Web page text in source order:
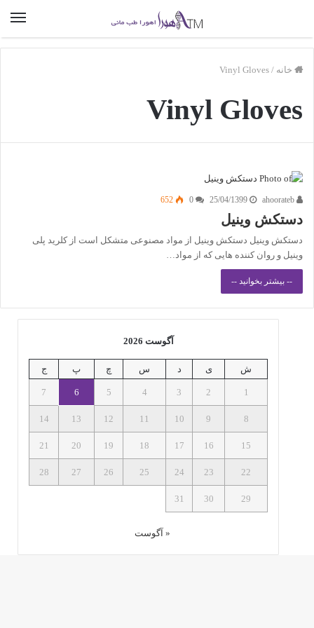
خانه /
Vinyl Gloves
Vinyl Gloves
25/04/1399
0
652
دستکش وینیل
دستکش وینیل دستکش وینیل از مواد مصنوعی متشکل است از کلرید پلی
وینیل و روان کننده هایی که از مواد…
-- بیشتر بخوانید --
آگوست 2026
ش ی د س چ پ ج
1
2
3
4
5
6
7
8
9
10
11
12
13
14
15
16
17
18
19
20
21
22
23
24
25
26
27
28
29
30
31
« آگوست